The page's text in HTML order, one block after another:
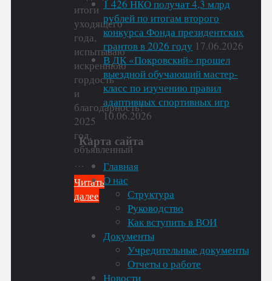
итоги
уходящего
года,
испытываю
искреннюю
гордость
и
благодарность!
2025
год,
объявленный
…
Читать
далее
"Поздравление
Новым
1 426 НКО получат 4,3 млрд
рублей по итогам второго
конкурса Фонда президентских
грантов в 2026 году 17.06.2026
В ДК «Покровский» прошел
выездной обучающий мастер-
класс по изучению правил
адаптивных спортивных игр
10.06.2026
Карта сайта
Главная
О нас
Структура
Руководство
Как вступить в ВОИ
Документы
Учредительные документы
Отчеты о работе
Новости